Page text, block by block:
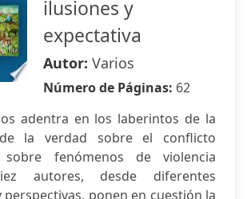
ilusiones y
expectativa
Autor: Varios
Número de Páginas: 62
adentra en los laberintos de la
la verdad sobre el conflicto
fenómenos de violencia
autores, desde diferentes
perspectivas, ponen en cuestión la